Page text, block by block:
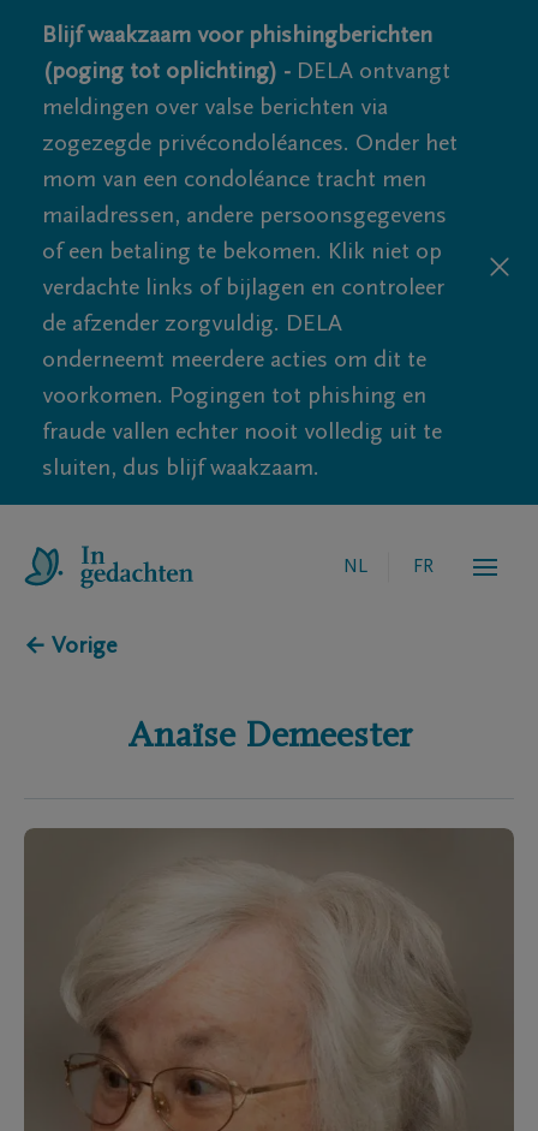
Blijf waakzaam voor phishingberichten
(poging tot oplichting) - DELA ontvangt
meldingen over valse berichten via
zogezegde privécondoléances. Onder het
mom van een condoléance tracht men
mailadressen, andere persoonsgegevens
of een betaling te bekomen. Klik niet op
verdachte links of bijlagen en controleer
de afzender zorgvuldig. DELA
onderneemt meerdere acties om dit te
voorkomen. Pogingen tot phishing en
fraude vallen echter nooit volledig uit te
sluiten, dus blijf waakzaam.
NL FR
← Vorige
Anaïse Demeester